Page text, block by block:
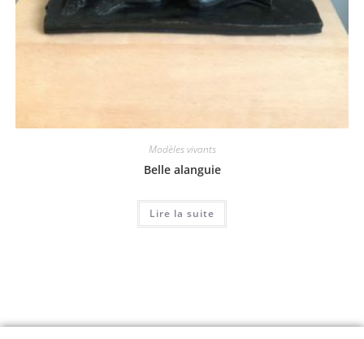
Modèles vivants
Belle alanguie
Lire la suite